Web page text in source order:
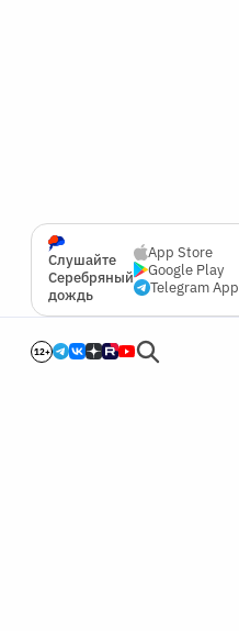
Слушайте
Серебряный
дождь
App Store
Google Play
Telegram App
12+